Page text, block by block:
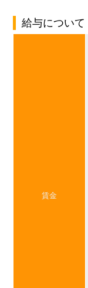
給与について
賃金